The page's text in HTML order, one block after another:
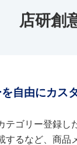
店研創
自由にカス
テゴリー登録し
するなど、商品